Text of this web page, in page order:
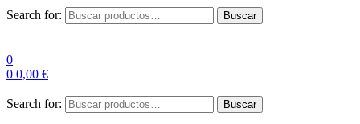
Search for: Buscar
0
0 0,00 €
Search for: Buscar